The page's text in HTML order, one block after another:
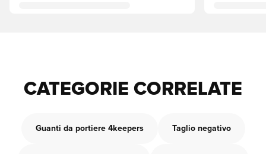
CATEGORIE CORRELATE
Guanti da portiere 4keepers Taglio negativo